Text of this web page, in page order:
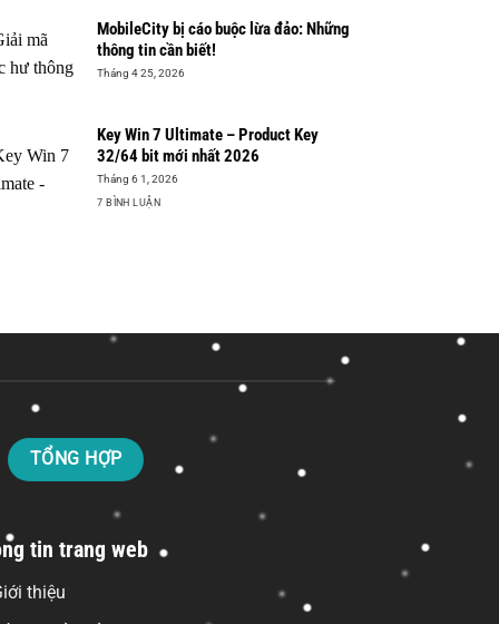
MobileCity bị cáo buộc lừa đảo: Những
thông tin cần biết!
Tháng 4 25, 2026
Key Win 7 Ultimate – Product Key
32/64 bit mới nhất 2026
Tháng 6 1, 2026
7 BÌNH LUẬN
TỔNG HỢP
tin trang web
thiệu